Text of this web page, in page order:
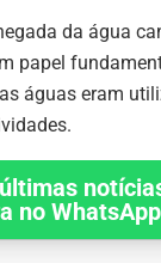
da água
papel
águas eram
no WhatsApp